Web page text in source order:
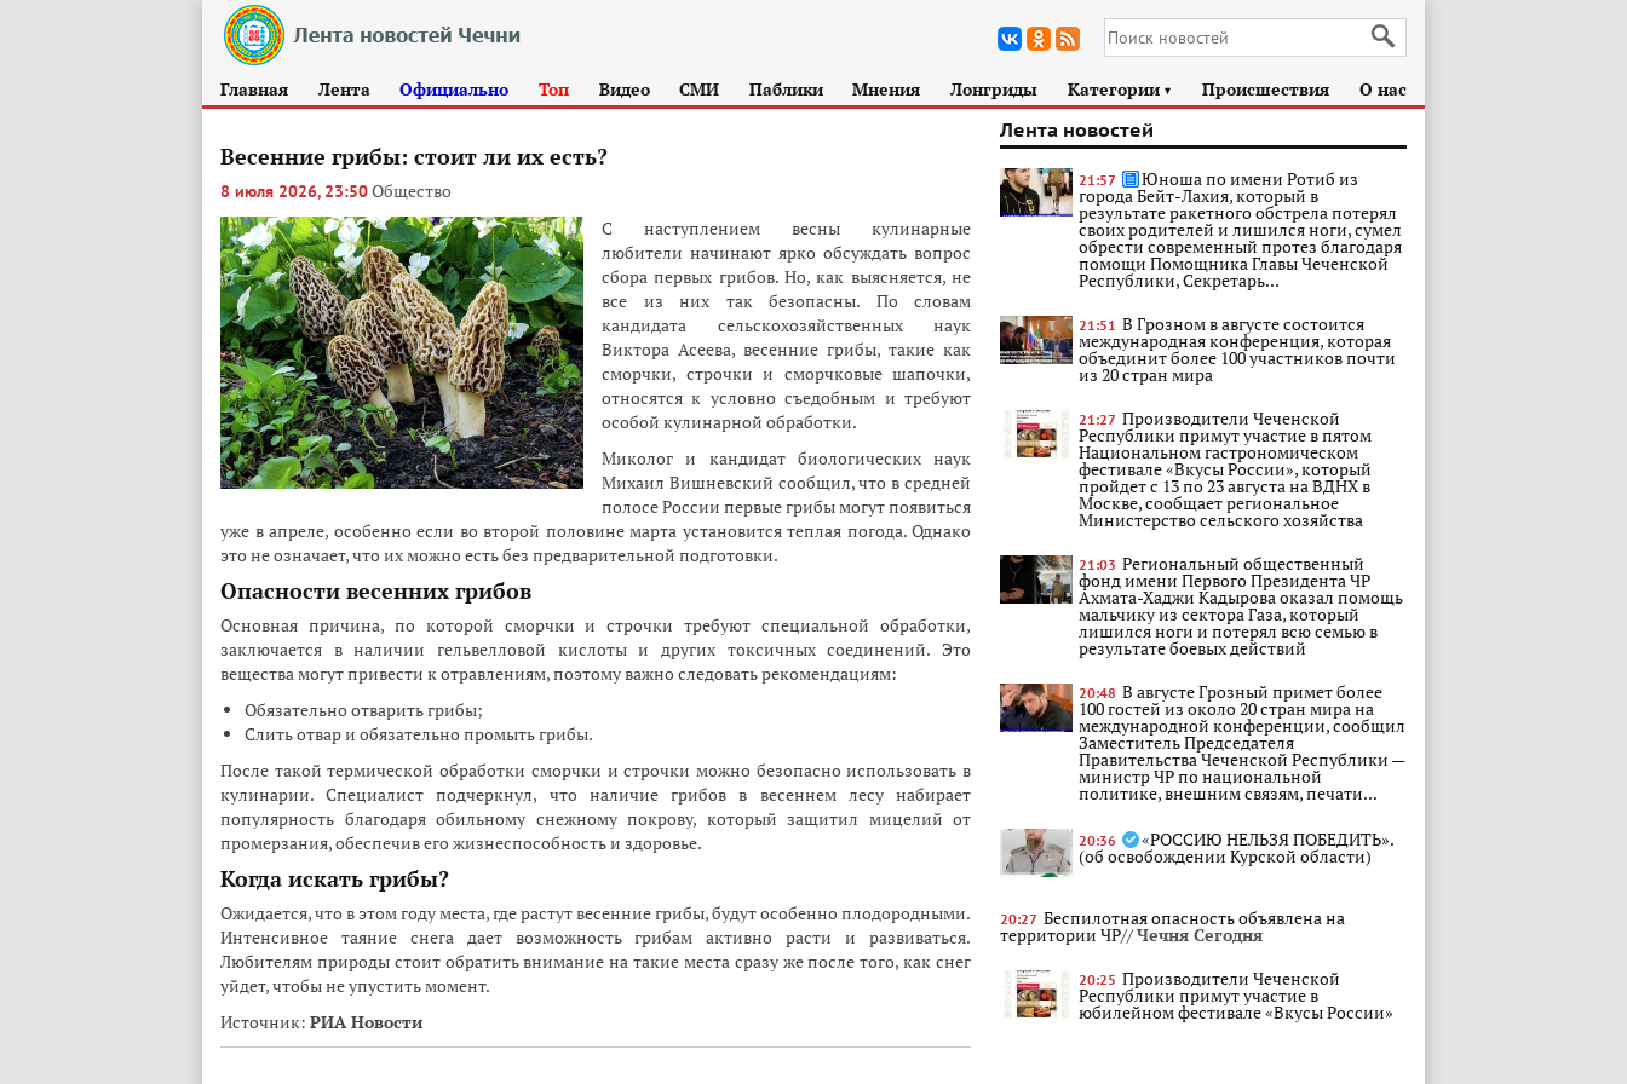
Главная Лента Официально Топ Видео СМИ Паблики Мнения Лонгриды Категории ► Происшествия О нас
Весенние грибы: стоит ли их есть?
8 июля 2026, 23:50Общество
С наступлением весны кулинарные
любители начинают ярко обсуждать вопрос
сбора первых грибов. Но, как выясняется, не
все из них так безопасны. По словам
кандидата сельскохозяйственных наук
Виктора Асеева, весенние грибы, такие как
сморчки, строчки и сморчковые шапочки,
относятся к условно съедобным и требуют
особой кулинарной обработки.
Миколог и кандидат биологических наук
Михаил Вишневский сообщил, что в средней
полосе России первые грибы могут появиться
уже в апреле, особенно если во второй половине марта установится теплая погода. Однако
это не означает, что их можно есть без предварительной подготовки.
Опасности весенних грибов
Основная причина, по которой сморчки и строчки требуют специальной обработки,
заключается в наличии гельвелловой кислоты и других токсичных соединений. Это
вещества могут привести к отравлениям, поэтому важно следовать рекомендациям:
Обязательно отварить грибы;
Слить отвар и обязательно промыть грибы.
После такой термической обработки сморчки и строчки можно безопасно использовать в
кулинарии. Специалист подчеркнул, что наличие грибов в весеннем лесу набирает
популярность благодаря обильному снежному покрову, который защитил мицелий от
промерзания, обеспечив его жизнеспособность и здоровье.
Когда искать грибы?
Ожидается, что в этом году места, где растут весенние грибы, будут особенно плодородными.
Интенсивное таяние снега дает возможность грибам активно расти и развиваться.
Любителям природы стоит обратить внимание на такие места сразу же после того, как снег
уйдет, чтобы не упустить момент.
Источник: РИА Новости
Лента новостей
21:57 Юноша по имени Ротиб из
города Бейт-Лахия, который в
результате ракетного обстрела потерял
своих родителей и лишился ноги, сумел
обрести современный протез благодаря
помощи Помощника Главы Чеченской
Республики, Секретарь...
21:51 В Грозном в августе состоится
международная конференция, которая
объединит более 100 участников почти
из 20 стран мира
21:27 Производители Чеченской
Республики примут участие в пятом
Национальном гастрономическом
фестивале «Вкусы России», который
пройдет с 13 по 23 августа на ВДНХ в
Москве, сообщает региональное
Министерство сельского хозяйства
21:03 Региональный общественный
фонд имени Первого Президента ЧР
Ахмата-Хаджи Кадырова оказал помощь
мальчику из сектора Газа, который
лишился ноги и потерял всю семью в
результате боевых действий
20:48 В августе Грозный примет более
100 гостей из около 20 стран мира на
международной конференции, сообщил
Заместитель Председателя
Правительства Чеченской Республики —
министр ЧР по национальной
политике, внешним связям, печати...
20:36 «РОССИЮ НЕЛЬЗЯ ПОБЕДИТЬ».
(об освобождении Курской области)
20:27 Беспилотная опасность объявлена на
территории ЧР//Чечня Сегодня
20:25 Производители Чеченской
Республики примут участие в
юбилейном фестивале «Вкусы России»